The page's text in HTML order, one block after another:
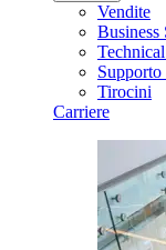
Vendite
Business
Tirocini
Carriere